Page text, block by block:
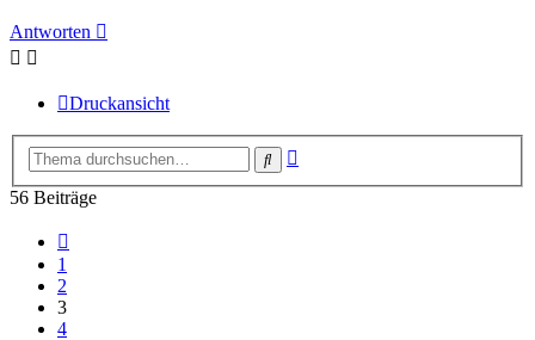
Antworten
Druckansicht
Suche
56 Beiträge
1
2
3
4